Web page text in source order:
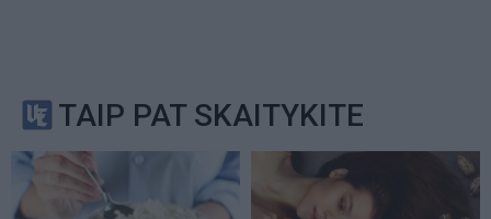
TAIP PAT SKAITYKITE